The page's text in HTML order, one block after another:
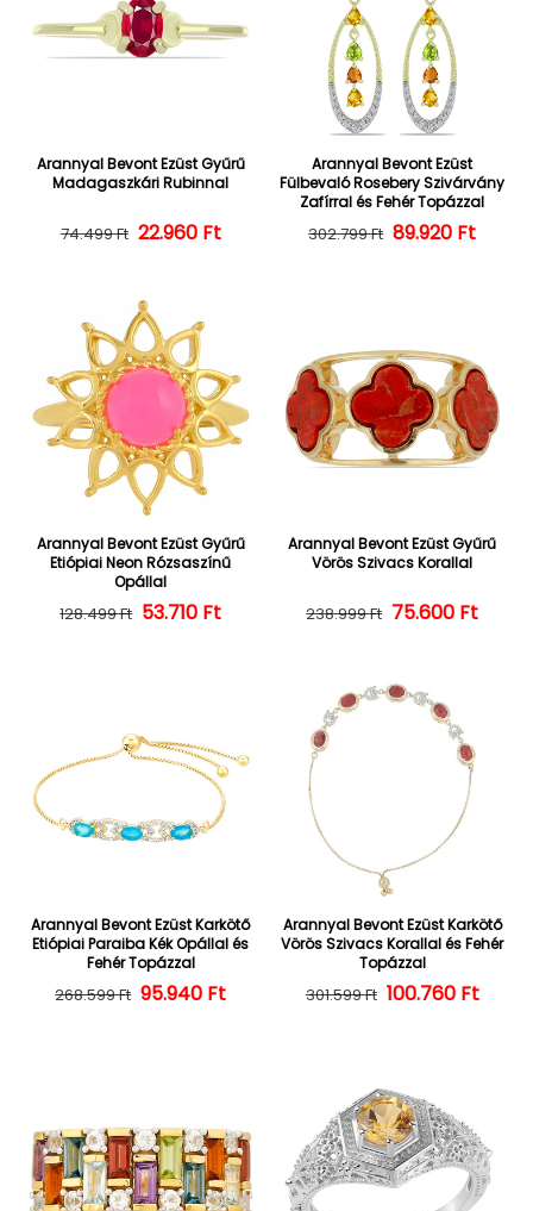
Arannyal Bevont Ezüst Gyűrű
Madagaszkári Rubinnal
Normál ár
74.499 Ft Kedvezményes ár
22.960 Ft
Arannyal Bevont Ezüst
Fülbevaló Rosebery Szivárvány
Zafírral és Fehér Topázzal
Normál ár
302.799 Ft 89.920 Ft
Arannyal Bevont Ezüst Gyűrű
Etiópiai Neon Rózsaszínű
Opállal
Normál ár
128.499 Ft Kedvezményes ár
53.710 Ft
Arannyal Bevont Ezüst Gyűrű
Vörös Szivacs Korallal
Normál ár
238.999 Ft 75.600 Ft
Arannyal Bevont Ezüst Karkötő
Etiópiai Paraiba Kék Opállal és
Fehér Topázzal
Normál ár
268.599 Ft Kedvezményes ár
95.940 Ft
Arannyal Bevont Ezüst Karkötő
Vörös Szivacs Korallal és Fehér
Topázzal
Normál ár
301.599 Ft 100.760 Ft